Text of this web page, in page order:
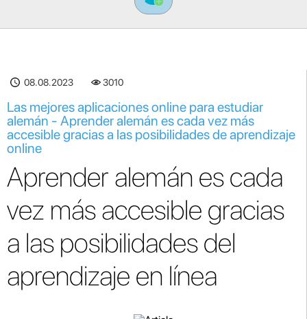
08.08.2023 3010
Las mejores aplicaciones online para estudiar
alemán - Aprender alemán es cada vez más
accesible gracias a las posibilidades de aprendizaje
online
Aprender alemán es cada
vez más accesible gracias
a las posibilidades del
aprendizaje en línea